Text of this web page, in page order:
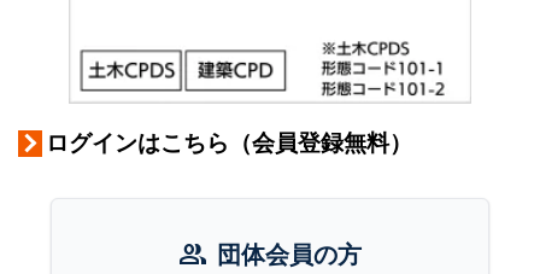
ログインはこちら（会員登録無料）
group 団体会員の方